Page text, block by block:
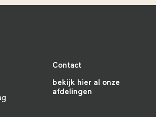
Contact
bekijk hier al onze
afdelingen